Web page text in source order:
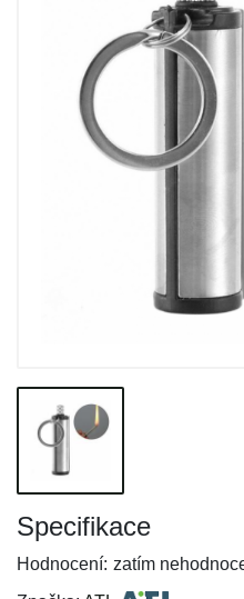
Specifikace
Hodnocení: zatím